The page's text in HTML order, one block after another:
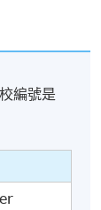
編號是